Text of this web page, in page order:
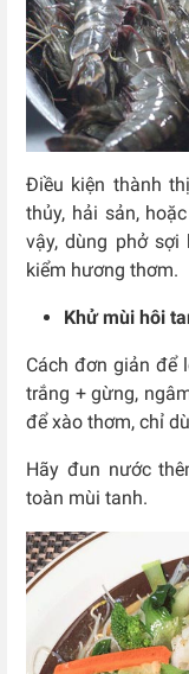
Điều kiện thành
thủy, hải sản,
vậy, dùng phở
kiểm hương thơm.
Khử mùi hôi
Cách đơn giản để
trắng + gừng,
để xào thơm, chỉ
Hãy đun nước
toàn mùi tanh.